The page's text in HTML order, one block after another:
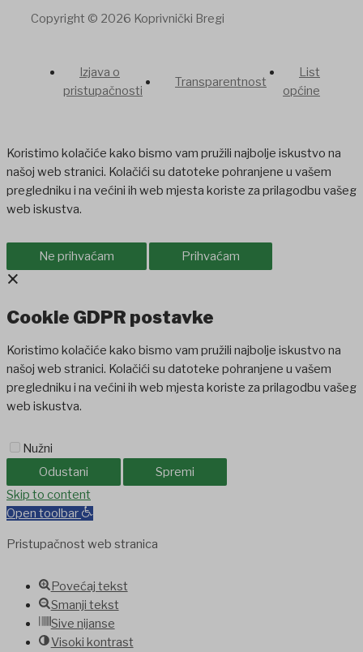
Copyright © 2026 Koprivnički Bregi
Izjava o
pristupačnosti
Transparentnost
List
općine
Koristimo kolačiće kako bismo vam pružili najbolje iskustvo na
našoj web stranici. Kolačići su datoteke pohranjene u vašem
pregledniku i na većini ih web mjesta koriste za prilagodbu vašeg
web iskustva.
Ne prihvaćam Prihvaćam
×
Cookie GDPR postavke
Koristimo kolačiće kako bismo vam pružili najbolje iskustvo na
našoj web stranici. Kolačići su datoteke pohranjene u vašem
pregledniku i na većini ih web mjesta koriste za prilagodbu vašeg
web iskustva.
Nužni
Odustani
Spremi
jojobetholiganbet
Skip to content
Open toolbar
Pristupačnost web stranica
Povećaj tekst
Smanji tekst
Sive nijanse
Visoki kontrast